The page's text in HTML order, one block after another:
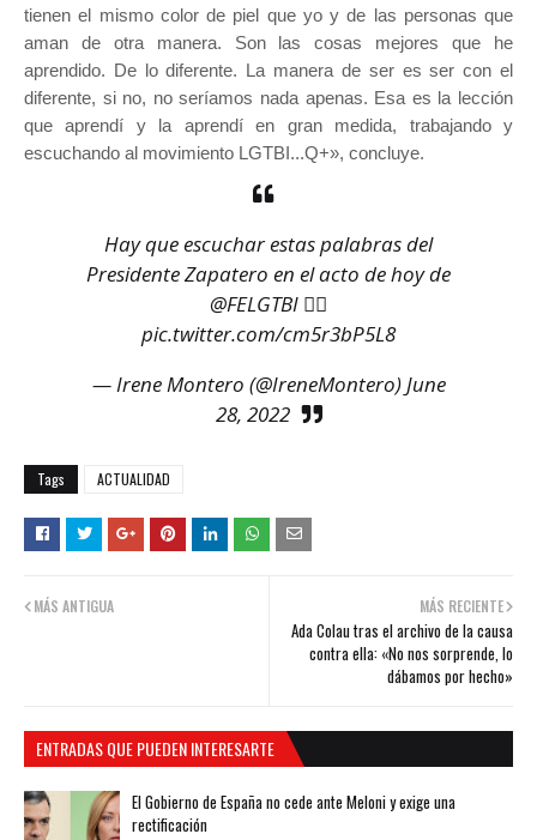
tienen el mismo color de piel que yo y de las personas que
aman de otra manera. Son las cosas mejores que he
aprendido. De lo diferente. La manera de ser es ser con el
diferente, si no, no seríamos nada apenas. Esa es la lección
que aprendí y la aprendí en gran medida, trabajando y
escuchando al movimiento LGTBI...Q+», concluye.
Hay que escuchar estas palabras del
Presidente Zapatero en el acto de hoy de
@FELGTBI 👇🏼
pic.twitter.com/cm5r3bP5L8
— Irene Montero (@IreneMontero)June
28, 2022
Tags ACTUALIDAD
MÁS RECIENTE
Ada Colau tras el archivo de la causa
contra ella: «No nos sorprende, lo
dábamos por hecho»
MÁS ANTIGUA
ENTRADAS QUE PUEDEN INTERESARTE
El Gobierno de España no cede ante Meloni y exige una
rectificación